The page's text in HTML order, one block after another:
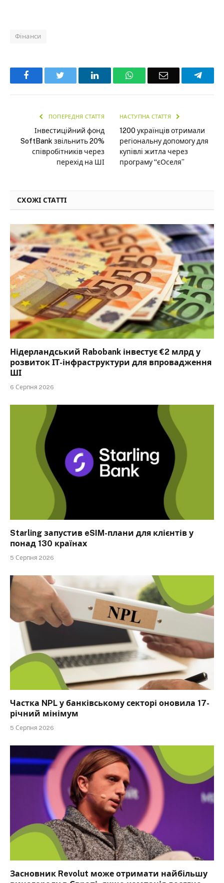
Фінанси
Facebook LinkedInWhatsAppEmail
ПОПЕРЕДНЯ СТАТТЯ
Інвестиційний фонд
SoftBank звільнить 20%
співробітників через
перехід на ШІ
НАСТУПНА СТАТТЯ
1200 українців отримали
регіональну допомогу для
купівлі житла через
програму “єОселя”
СХОЖІ СТАТТІ
Нідерландський Rabobank інвестує €2 млрд у
розвиток ІТ-інфраструктури для впровадження
ШІ
6 Серпня 2026
Starling запустив eSIM-плани для клієнтів у
понад 130 країнах
5 Серпня 2026
Частка NPL у банківському секторі оновила 17-
річний мінімум
5 Серпня 2026
Засновник Revolut може отримати найбільшу